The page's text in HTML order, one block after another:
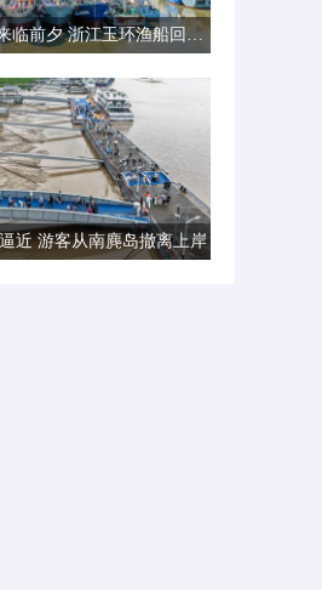
台风“白海豚”来临前夕 浙江玉环渔船回港避风
近 游客从南麂岛撤离上岸